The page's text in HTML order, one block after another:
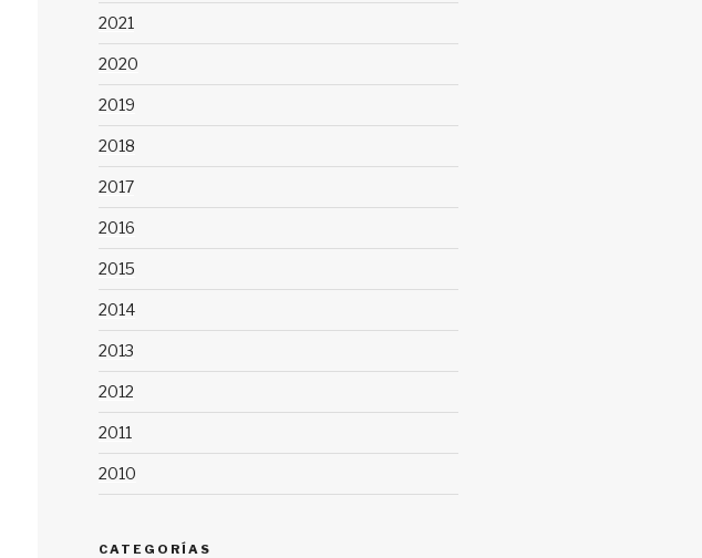
2021
2020
2019
2018
2017
2016
2015
2014
2013
2012
2011
2010
CATEGORÍAS